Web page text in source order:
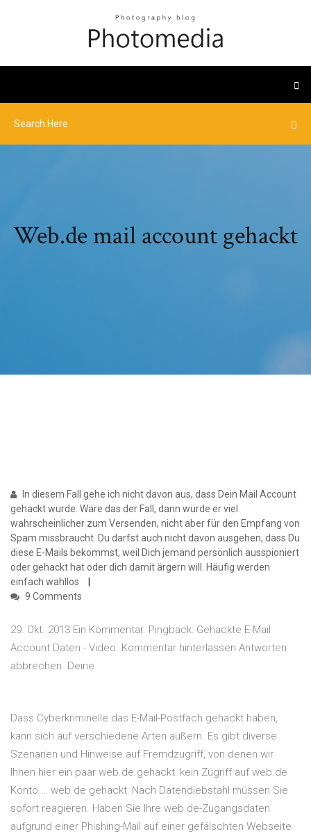
Web.de mail account gehackt
In diesem Fall gehe ich nicht davon aus, dass Dein Mail Account
gehackt wurde. Wäre das der Fall, dann würde er viel
wahrscheinlicher zum Versenden, nicht aber für den Empfang von
Spam missbraucht. Du darfst auch nicht davon ausgehen, dass Du
diese E-Mails bekommst, weil Dich jemand persönlich ausspioniert
oder gehackt hat oder dich damit ärgern will. Häufig werden
einfach wahllos
9 Comments
29. Okt. 2013 Ein Kommentar. Pingback: Gehackte E-Mail
Account Daten - Video. Kommentar hinterlassen Antworten
abbrechen. Deine
Dass Cyberkriminelle das E-Mail-Postfach gehackt haben,
kann sich auf verschiedene Arten äußern. Es gibt diverse
Szenarien und Hinweise auf Fremdzugriff, von denen wir
Ihnen hier ein paar web.de gehackt: kein Zugriff auf web.de
Konto … web.de gehackt: Nach Datendiebstahl müssen Sie
sofort reagieren. Haben Sie Ihre web.de-Zugangsdaten
aufgrund einer Phishing-Mail auf einer gefälschten Webseite